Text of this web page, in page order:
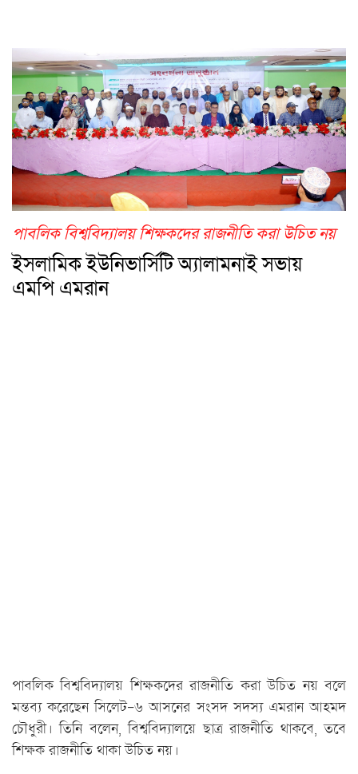
পাবলিক বিশ্ববিদ্যালয় শিক্ষকদের রাজনীতি করা উচিত নয়
ইসলামিক ইউনিভার্সিটি অ্যালামনাই সভায়
এমপি এমরান
পাবলিক বিশ্ববিদ্যালয় শিক্ষকদের রাজনীতি করা উচিত নয় বলে
মন্তব্য করেছেন সিলেট-৬ আসনের সংসদ সদস্য এমরান আহমদ
চৌধুরী। তিনি বলেন, বিশ্ববিদ্যালয়ে ছাত্র রাজনীতি থাকবে, তবে
শিক্ষক রাজনীতি থাকা উচিত নয়।